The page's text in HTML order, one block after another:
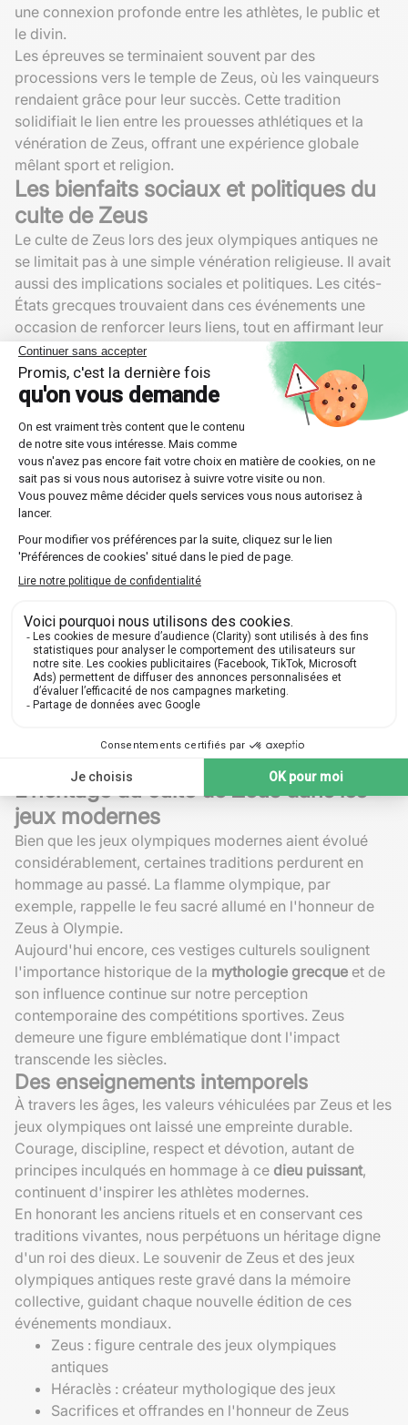
une connexion profonde entre les athlètes, le public et
le divin.
Les épreuves se terminaient souvent par des
processions vers le temple de Zeus, où les vainqueurs
rendaient grâce pour leur succès. Cette tradition
solidifiait le lien entre les prouesses athlétiques et la
vénération de Zeus, offrant une expérience globale
mêlant sport et religion.
Les bienfaits sociaux et politiques du
culte de Zeus
Le culte de Zeus lors des jeux olympiques antiques ne
se limitait pas à une simple vénération religieuse. Il avait
aussi des implications sociales et politiques. Les cités-
États grecques trouvaient dans ces événements une
occasion de renforcer leurs liens, tout en affirmant leur
allégeance à ladivinité suprême
De plus, la mise en avant de Zeus contribuait à la
cohésion sociale en intégrant diverses couches de la
population dans un contexte commun de respect et de
dévotion. Que l'on soit citoyen, esclave ou étranger,
participer aux rituels et compétitions favorisait un
sentiment d'unité et de communion.
Une cohabitation pacifique assurée
bénéficiaient de la « trêve olympique », un cessez-le-
feu décrété afin de permettre aux participants de
voyager en paix jusqu'à Olympie. Cette suspension
temporaire des hostilités montrait l'importance
accordée à ces festivités religieuses et sportives.
Cette trêve permettait de régler des conflits
diplomatiques et servait de plateforme pour établir des
condamnations internationales sous l'œil protecteur du
force brute mais aussi le garant de l'ordre et de la
L'héritage du culte de Zeus dans les
jeux modernes
Bien que les jeux olympiques modernes aient évolué
considérablement, certaines traditions perdurent en
hommage au passé. La flamme olympique, par
exemple, rappelle le feu sacré allumé en l'honneur de
Zeus à Olympie.
Aujourd'hui encore, ces vestiges culturels soulignent
l'importance historique de la mythologie grecque et de
son influence continue sur notre perception
contemporaine des compétitions sportives. Zeus
demeure une figure emblématique dont l'impact
transcende les siècles.
Des enseignements intemporels
À travers les âges, les valeurs véhiculées par Zeus et les
jeux olympiques ont laissé une empreinte durable.
Courage, discipline, respect et dévotion, autant de
principes inculqués en hommage à ce dieu puissant,
continuent d'inspirer les athlètes modernes.
En honorant les anciens rituels et en conservant ces
traditions vivantes, nous perpétuons un héritage digne
d'un roi des dieux. Le souvenir de Zeus et des jeux
olympiques antiques reste gravé dans la mémoire
collective, guidant chaque nouvelle édition de ces
événements mondiaux.
Zeus : figure centrale des jeux olympiques
antiques
Héraclès : créateur mythologique des jeux
Sacrifices et offrandes en l'honneur de Zeus